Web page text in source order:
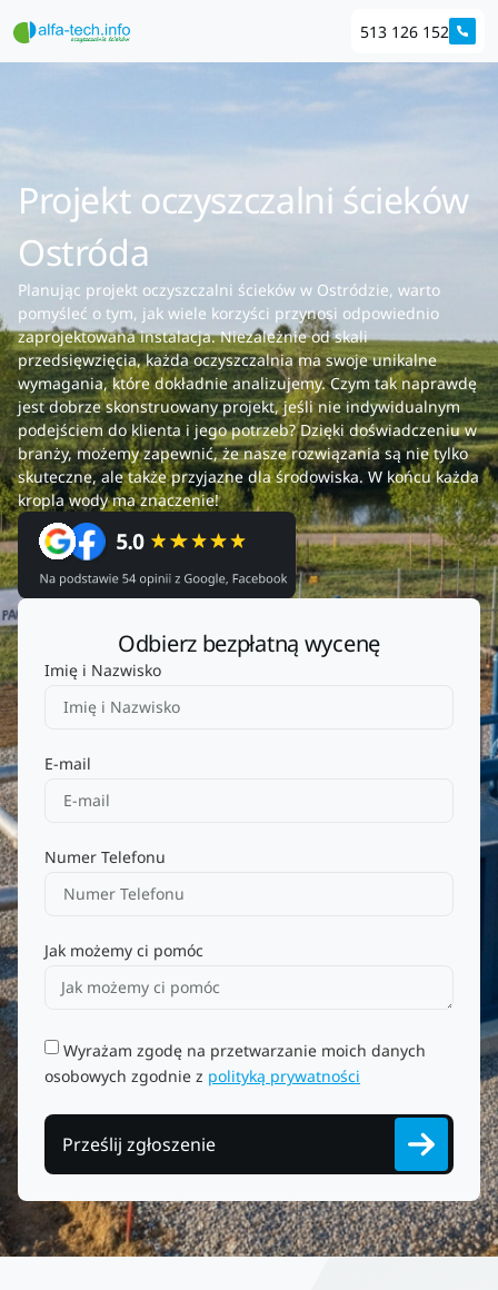
513 126 152
Projekt oczyszczalni ścieków
Ostróda
Planując projekt oczyszczalni ścieków w Ostródzie, warto
pomyśleć o tym, jak wiele korzyści przynosi odpowiednio
zaprojektowana instalacja. Niezależnie od skali
przedsięwzięcia, każda oczyszczalnia ma swoje unikalne
wymagania, które dokładnie analizujemy. Czym tak naprawdę
jest dobrze skonstruowany projekt, jeśli nie indywidualnym
podejściem do klienta i jego potrzeb? Dzięki doświadczeniu w
branży, możemy zapewnić, że nasze rozwiązania są nie tylko
skuteczne, ale także przyjazne dla środowiska. W końcu każda
kropla wody ma znaczenie!
Odbierz bezpłatną wycenę
Imię i Nazwisko
E-mail
Numer Telefonu
Jak możemy ci pomóc
Wyrażam zgodę na przetwarzanie moich danych
osobowych zgodnie z polityką prywatności
Prześlij zgłoszenie